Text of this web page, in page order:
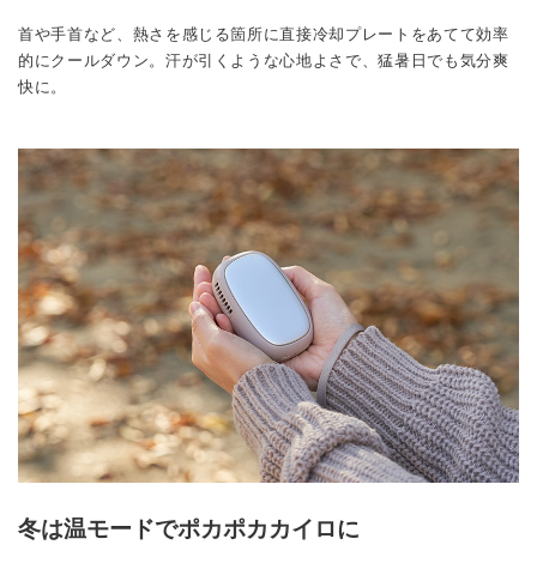
首や手首など、熱さを感じる箇所に直接冷却プレートをあてて効率
的にクールダウン。汗が引くような心地よさで、猛暑日でも気分爽
快に。
冬は温モードでポカポカカイロに